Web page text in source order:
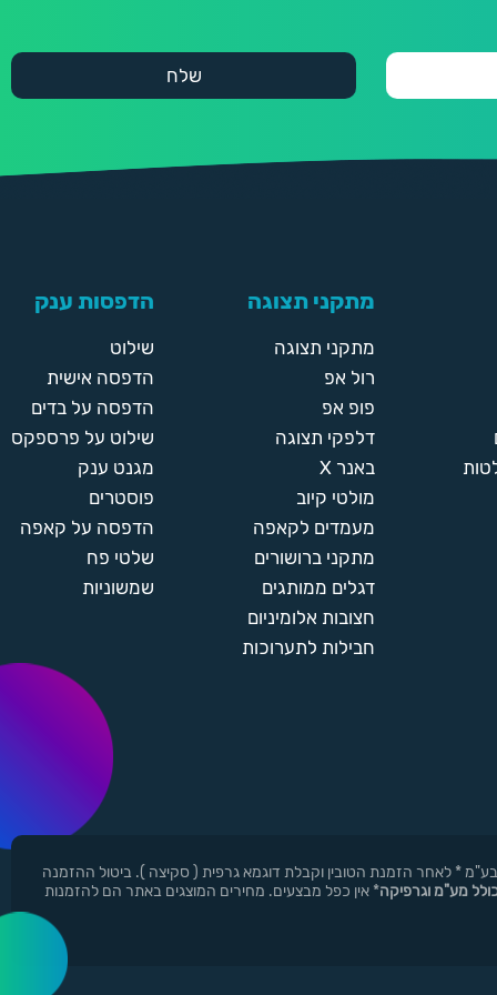
מתקני תצוגה
מתקני תצוגה
רול אפ
פופ אפ
דלפקי תצוגה
באנר X
מולטי קיוב
מעמדים לקאפה
מתקני ברושורים
דגלים ממותגים
חצובות אלומיניום
חבילות לתערוכות
הדפסות ענק
שילוט
הדפסה אישית
הדפסה על בדים
שילוט על פרספקס
מגנט ענק
פוסטרים
הדפסה על קאפה
שלטי פח
שמשוניות
ר.י.ד בע"מ * לאחר הזמנת הטובין וקבלת דוגמא גרפית ( סקיצה ). ביטול ההזמנה
מע"מ וגרפיקה* אין כפל מבצעים. מחירים המוצגים באתר הם להזמנות